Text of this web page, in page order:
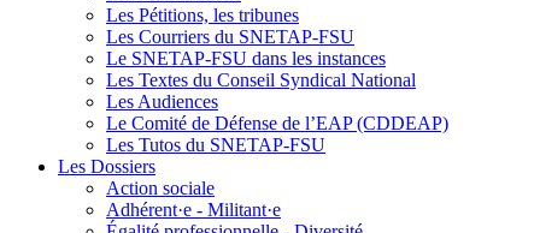
Les Pétitions, les tribunes
Les Courriers du SNETAP-FSU
Le SNETAP-FSU dans les instances
Les Textes du Conseil Syndical National
Les Audiences
Le Comité de Défense de l’EAP (CDDEAP)
Les Tutos du SNETAP-FSU
Les Dossiers
Action sociale
Adhérent·e - Militant·e